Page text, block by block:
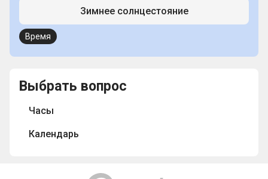
Зимнее солнцестояние
Время
Выбрать вопрос
Часы
Календарь